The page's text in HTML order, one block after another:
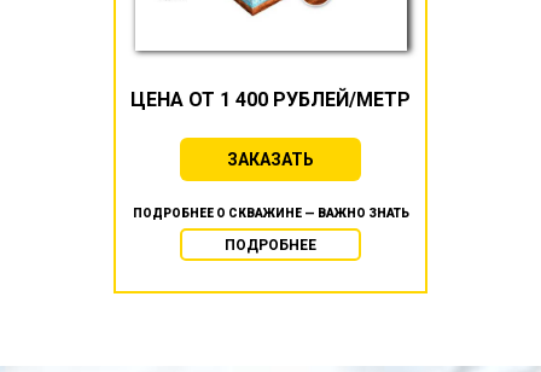
ЦЕНА ОТ 1 400 РУБЛЕЙ/МЕТР
ЗАКАЗАТЬ
ПОДРОБНЕЕ О СКВАЖИНЕ — ВАЖНО ЗНАТЬ
ПОДРОБНЕЕ